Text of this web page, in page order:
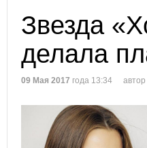
Звезда
делала
09 Мая 2017 года 13:34 автор